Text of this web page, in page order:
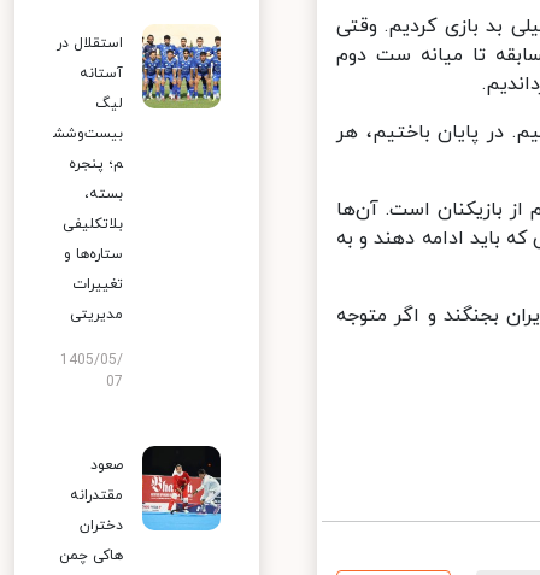
بد بازی کردیم. وقتی
تا میانه ست دوم
در پایان باختیم، هر
بازیکنان است. آن‌ها
باید ادامه دهند و به
بجنگند و اگر متوجه
استقلال در
آستانه
لیگ
بیست‌وشش
م؛ پنجره
بسته،
بلاتکلیفی
ستاره‌ها و
تغییرات
مدیریتی
1405/05/
07
صعود
مقتدرانه
دختران
هاکی چمن